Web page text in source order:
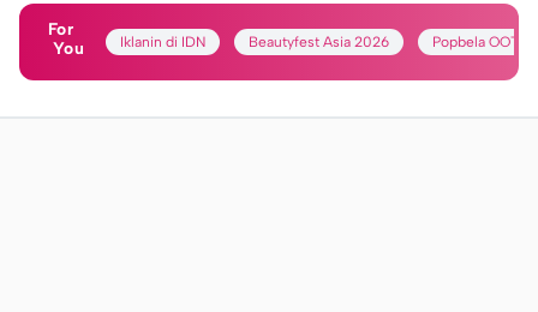
For
You
Iklanin di IDN Beautyfest Asia 2026 Popbela OOTD